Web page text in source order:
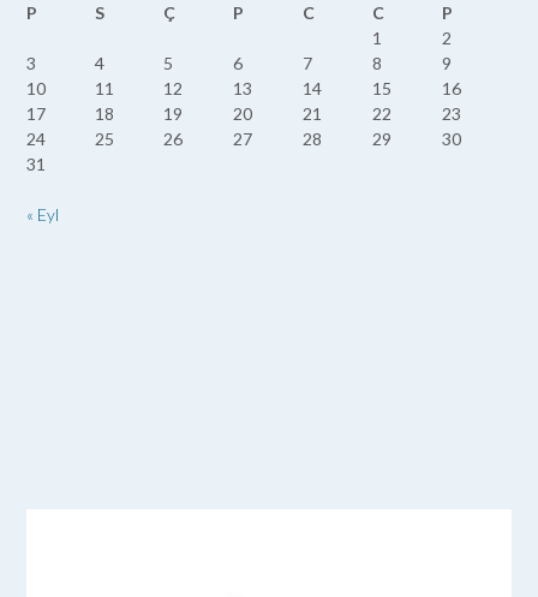
P
S Ç P C C
P
1
2
3
4 5 6 7 8
9
10
11 12 13 14 15
16
17
18 19 20 21 22
23
24
25 26 27 28 29
30
31
« Eyl